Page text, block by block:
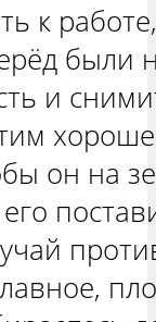
к
были
и
он на